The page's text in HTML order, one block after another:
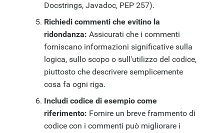
Docstrings, Javadoc, PEP 257).
Richiedi commenti che evitino la
ridondanza: Assicurati che i commenti
forniscano informazioni significative sulla
logica, sullo scopo o sull'utilizzo del codice,
piuttosto che descrivere semplicemente
cosa fa ogni riga.
Includi codice di esempio come
riferimento: Fornire un breve frammento di
codice con i commenti può migliorare i